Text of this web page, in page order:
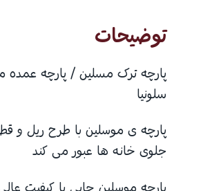
توضیحات
پارچه ترک مسلین / پارچه عمده
سلونیا
پارچه ی موسلین با طرح ریل و
جلوی خانه ها عبور می کند